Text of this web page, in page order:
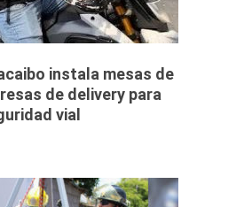
instala mesas de
de delivery para
vial